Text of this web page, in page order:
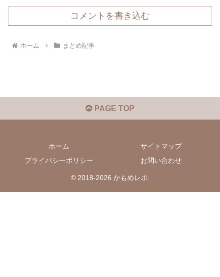
コメントを書き込む
ホーム まとめ記事
PAGE TOP
ホーム
サイトマップ
プライバシーポリシー
お問い合わせ
© 2018-2026 かもめレポ.